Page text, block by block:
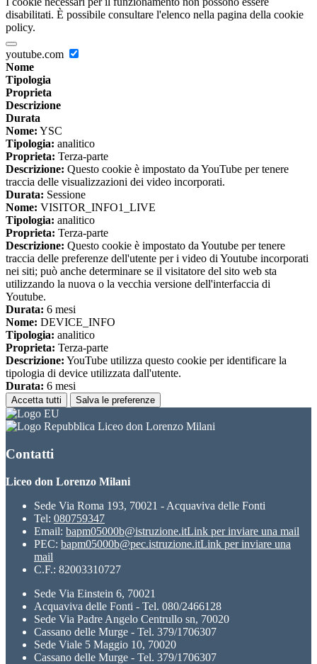
disabilitati. È possibile consultare l'elenco nella pagina della cookie
policy.
youtube.com
Nome
Tipologia
Proprieta
Descrizione
Durata
Nome: YSC
Tipologia: analitico
Proprieta: Terza-parte
Descrizione: Questo cookie è impostato da YouTube per tenere
traccia delle visualizzazioni dei video incorporati.
Durata: Sessione
Nome: VISITOR_INFO1_LIVE
Tipologia: analitico
Proprieta: Terza-parte
Descrizione: Questo cookie è impostato da Youtube per tenere
traccia delle preferenze dell'utente per i video di Youtube incorporati
nei siti; può anche determinare se il visitatore del sito web sta
utilizzando la nuova o la vecchia versione dell'interfaccia di
Youtube.
Durata: 6 mesi
Nome: DEVICE_INFO
Tipologia: analitico
Proprieta: Terza-parte
Descrizione: YouTube utilizza questo cookie per identificare la
tipologia di device utilizzata dall'utente.
Durata: 6 mesi
Accetta tutti Salva le preferenze
Liceo don Lorenzo Milani
Contatti
Liceo don Lorenzo Milani
Sede Via Roma 193, 70021 - Acquaviva delle Fonti
Tel: 080759347
Email: bapm05000b@istruzione.itLink per inviare una mail
PEC: bapm05000b@pec.istruzione.itLink per inviare una
mail
C.F.: 82003310727
Sede Via Einstein 6, 70021
Acquaviva delle Fonti - Tel. 080/2466128
Sede Via Padre Angelo Centrullo sn, 70020
Cassano delle Murge - Tel. 379/1706307
Sede Viale 5 Maggio 10, 70020
Cassano delle Murge - Tel. 379/1706307